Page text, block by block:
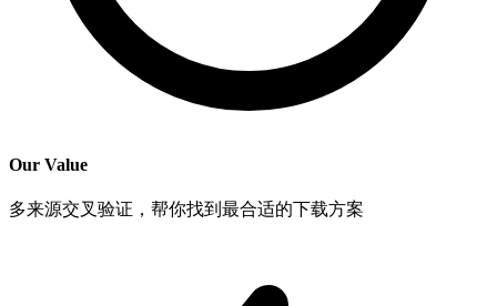
Our Value
多来源交叉验证，帮你找到最合适的下载方案